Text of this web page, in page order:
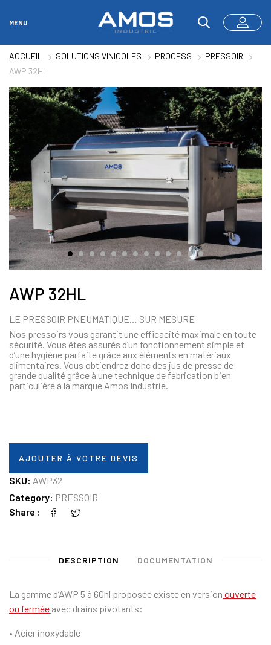
MENU
ACCUEIL SOLUTIONS VINICOLES PROCESS
PRESSOIR
AWP 32HL
AWP 32HL
LE PRESSOIR PNEUMATIQUE… SUR MESURE
Nos pressoirs vous garantit une efficacité maximale en toute
sécurité. Vous êtes assurés d’un fonctionnement simple et
d’une hygiène parfaite grâce aux éléments en matériaux
alimentaires. Vous obtiendrez donc des jus de presse de
grande qualité grâce à une technique de fabrication bien
particulière à la marque Amos Industrie.
AJOUTER À VOTRE DEVIS
SKU: AWP32
Category: PRESSOIR
Share
DESCRIPTION DOCUMENTATION
La gamme d’AWP 5 à 60hl proposée existe en version ouverte
ou fermée avec drains pivotants:
• Acier inoxydable